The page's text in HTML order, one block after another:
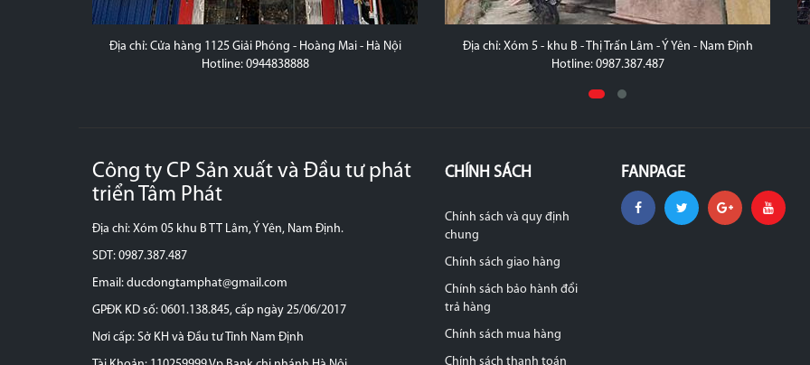
Địa chỉ: Xóm 5 - khu B - Thị Trấn Lâm - Ý Yên - Nam Định
Hotline: 0987.387.487
Thành Phố Vinh
Hotline: 0942424999
Công ty CP Sản xuất và Đầu tư phát
triển Tâm Phát
Địa chỉ: Xóm 05 khu B TT Lâm, Ý Yên, Nam Định.
SDT: 0987.387.487
Email: ducdongtamphat@gmail.com
GPĐK KD số: 0601.138.845, cấp ngày 25/06/2017
Nơi cấp: Sở KH và Đầu tư Tỉnh Nam Định
CHÍNH SÁCH
Chính sách và quy định
chung
Chính sách giao hàng
Chính sách bảo hành đổi
trả hàng
Chính sách mua hàng
Chính sách thanh toán
FANPAGE